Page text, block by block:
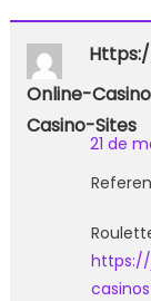
Online-
Casino-Sites
21 de